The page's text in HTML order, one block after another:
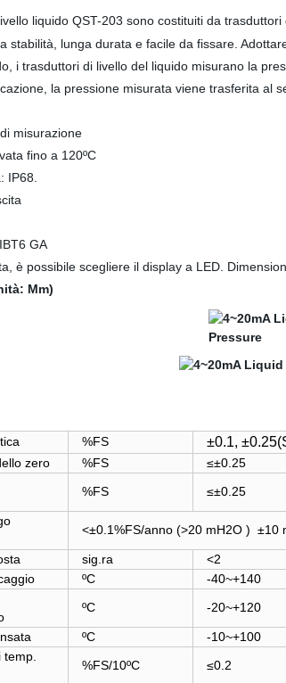
liquido QST-203 sono costituiti da
stabilità, lunga durata e facile da fissare.
i trasduttori di livello del liquido misurano la
la pressione misurata viene trasferita al
misurazione
fino a 120ºC
IP68.
GA
è possibile scegliere il display a LED.
Mm)
%FS ±0.1,
zero %FS ≤±0.25
%FS ≤±0.25
<±0.1%FS/anno (>20 mH2O ) ±10
sig.ra
<2
ºC
-40~+140
ºC -20~+120
ºC
-10~+100
%FS/10ºC ≤0.2